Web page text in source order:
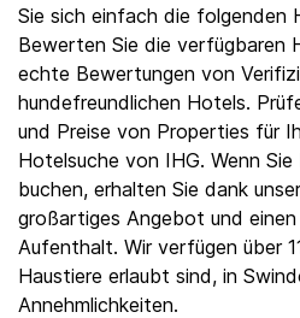
Sie sich einfach die folgenden
Bewerten Sie die verfügbaren
echte Bewertungen von
hundefreundlichen Hotels.
und Preise von Properties für
Hotelsuche von IHG. Wenn Sie
buchen, erhalten Sie dank
großartiges Angebot und
Aufenthalt. Wir verfügen über
Haustiere erlaubt sind, in
Annehmlichkeiten.